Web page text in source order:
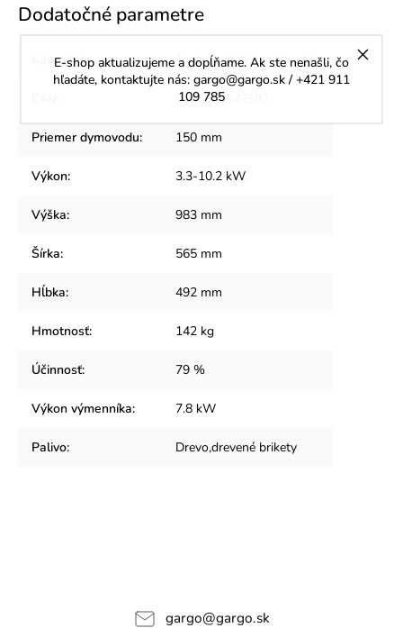
E-shop aktualizujeme a dopĺňame. Ak ste nenašli, čo
hľadáte, kontaktujte nás: gargo@gargo.sk / +421 911
109 785
Dodatočné parametre
Kategória: Teplovodné krbové kachle
8595235542392
Priemer dymovodu: 150 mm
Výkon: 3.3-10.2 kW
Výška: 983 mm
Šírka: 565 mm
Hĺbka: 492 mm
Hmotnosť: 142 kg
Účinnosť: 79 %
Výkon výmenníka: 7.8 kW
Palivo: Drevo,drevené brikety
gargo@gargo.sk